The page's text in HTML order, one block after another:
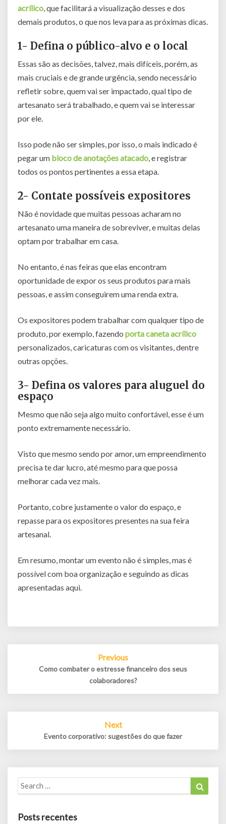
acrílico, que facilitará a visualização desses e dos
demais produtos, o que nos leva para as próximas dicas.
1- Defina o público-alvo e o local
Essas são as decisões, talvez, mais difíceis, porém, as
mais cruciais e de grande urgência, sendo necessário
refletir sobre, quem vai ser impactado, qual tipo de
artesanato será trabalhado, e quem vai se interessar
por ele.
Isso pode não ser simples, por isso, o mais indicado é
pegar um bloco de anotações atacado, e registrar
todos os pontos pertinentes a essa etapa.
2- Contate possíveis expositores
Não é novidade que muitas pessoas acharam no
artesanato uma maneira de sobreviver, e muitas delas
optam por trabalhar em casa.
No entanto, é nas feiras que elas encontram
oportunidade de expor os seus produtos para mais
pessoas, e assim conseguirem uma renda extra.
Os expositores podem trabalhar com qualquer tipo de
produto, por exemplo, fazendo porta caneta acrílico
personalizados, caricaturas com os visitantes, dentre
outras opções.
3- Defina os valores para aluguel do
espaço
Mesmo que não seja algo muito confortável, esse é um
ponto extremamente necessário.
Visto que mesmo sendo por amor, um empreendimento
precisa te dar lucro, até mesmo para que possa
melhorar cada vez mais.
Portanto, cobre justamente o valor do espaço, e
repasse para os expositores presentes na sua feira
artesanal.
Em resumo, montar um evento não é simples, mas é
possível com boa organização e seguindo as dicas
apresentadas aqui.
Previous
Como combater o estresse financeiro dos seus
colaboradores?
Next
Evento corporativo: sugestões do que fazer
Search
for:
Posts recentes